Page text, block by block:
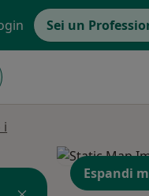
Sei un
i
Espandi